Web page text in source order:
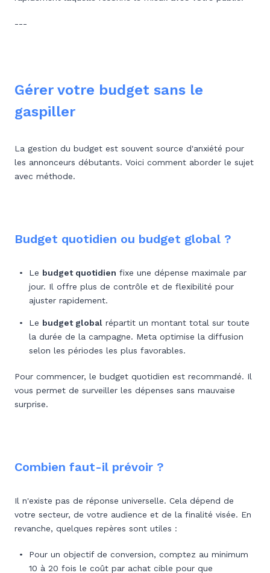
---
Gérer votre budget sans le
gaspiller
La gestion du budget est souvent source d'anxiété pour
les annonceurs débutants. Voici comment aborder le sujet
avec méthode.
Budget quotidien ou budget global ?
Le budget quotidien fixe une dépense maximale par
jour. Il offre plus de contrôle et de flexibilité pour
ajuster rapidement.
Le budget global répartit un montant total sur toute
la durée de la campagne. Meta optimise la diffusion
selon les périodes les plus favorables.
Pour commencer, le budget quotidien est recommandé. Il
vous permet de surveiller les dépenses sans mauvaise
surprise.
Combien faut-il prévoir ?
Il n'existe pas de réponse universelle. Cela dépend de
votre secteur, de votre audience et de la finalité visée. En
revanche, quelques repères sont utiles :
Pour un objectif de conversion, comptez au minimum
10 à 20 fois le coût par achat cible pour que